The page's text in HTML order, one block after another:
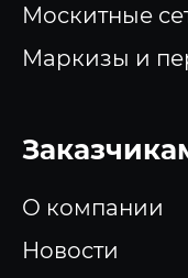
Москитные
Маркизы и
О компании
Новости